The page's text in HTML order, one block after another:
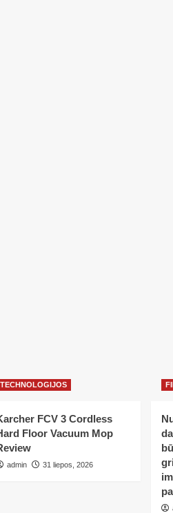
TECHNOLOGIJOS
FCV 3 Cordless
Floor Vacuum Mop
admin 31 liepos, 2026